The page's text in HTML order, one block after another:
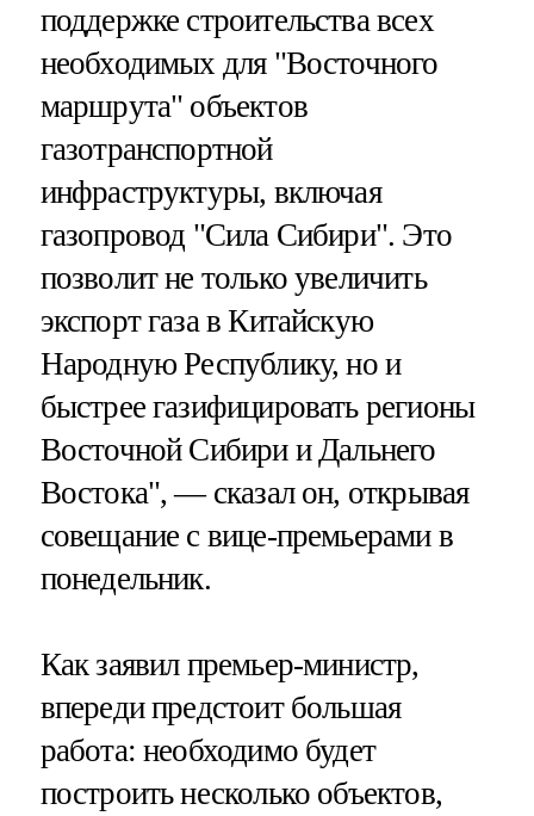
поддержке строительства всех
необходимых для "Восточного
маршрута" объектов
газотранспортной
инфраструктуры, включая
газопровод "Сила Сибири". Это
позволит не только увеличить
экспорт газа в Китайскую
Народную Республику, но и
быстрее газифицировать регионы
Восточной Сибири и Дальнего
Востока", — сказал он, открывая
совещание с вице-премьерами в
понедельник.
Как заявил премьер-министр,
впереди предстоит большая
работа: необходимо будет
построить несколько объектов,